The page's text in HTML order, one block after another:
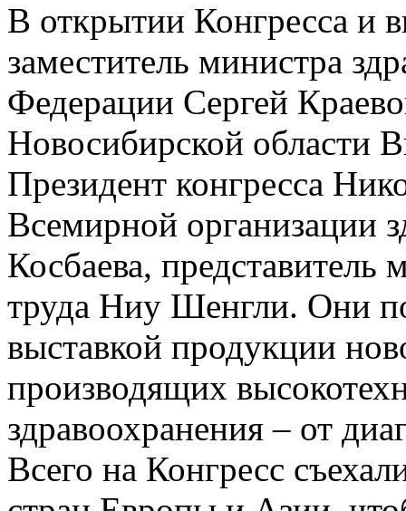
В открытии Конгресса и
заместитель министра
Федерации Сергей
Новосибирской области
Президент конгресса
Всемирной организации
Косбаева,
труда Ниу Шенгли. Они
выставкой продукции
производящих
здравоохранения – от
Всего на Конгресс